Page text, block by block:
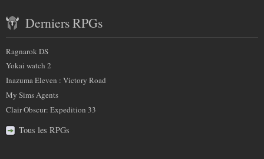
plus
sur
nous
récent
et
partenaires
Derniers RPGs
Ragnarok DS
Yokai watch 2
Inazuma Eleven : Victory Road
My Sims Agents
Clair Obscur: Expedition 33
Tous les RPGs